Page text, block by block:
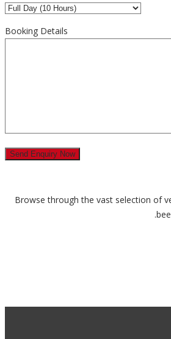
Booking Details
Browse through the vast selection of